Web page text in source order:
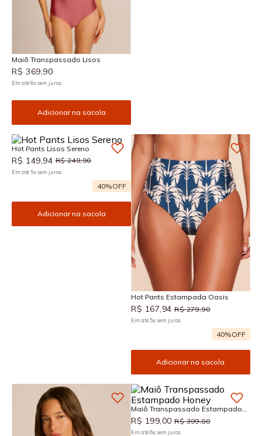
Maiô Transpassado Lisos
R$ 369 90
Em até6xsem juros
Adicionar na sacola
Hot Pants Lisos Sereno
R$ 149 94 R$ 249,90
Em até 5xsem juros
40%OFF
Adicionar na sacola
Hot Pants Estampada Oasis
R$ 167,94 R$ 279,90
Em até 5xsem juros
40%OFF
Adicionar na sacola
Maiô Transpassado Estampado
Honey
R$ 199,00 R$ 399,00
Em até6xsem juros